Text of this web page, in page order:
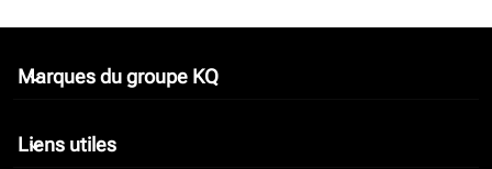
Marques du groupe KQ
keyboard_arrow_down
Liens utiles
keyboard_arrow_down